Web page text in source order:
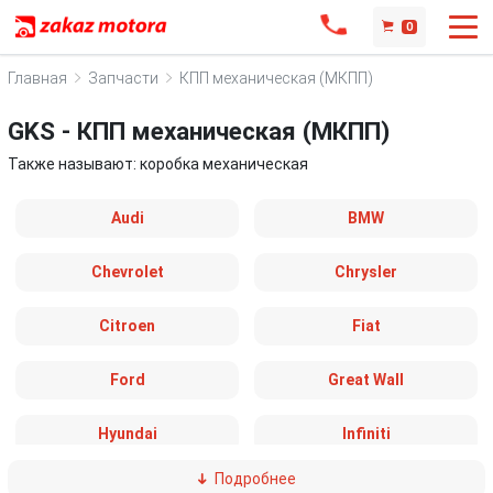
0
Главная Запчасти КПП механическая (МКПП)
GKS - КПП механическая (МКПП)
Также называют: коробка механическая
Audi BMW
Chevrolet Chrysler
Citroen Fiat
Ford Great Wall
Hyundai Infiniti
Подробнее